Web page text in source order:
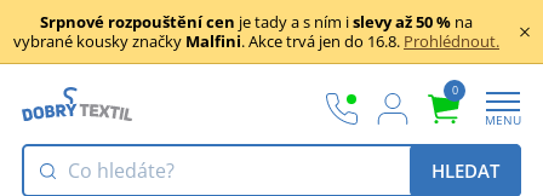
Srpnové rozpouštění cen je tady a s ním islevy až 50 % na
vybrané kousky značky Malfini. Akce trvá jen do 16.8. Prohlédnout.
0
MENU
HLEDAT